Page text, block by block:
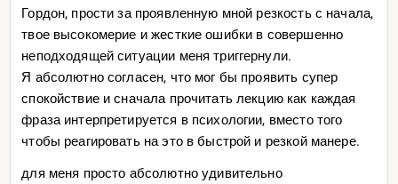
Гордон, прости за проявленную мной резкость с начала,
твое высокомерие и жесткие ошибки в совершенно
неподходящей ситуации меня триггернули.
Я абсолютно согласен, что мог бы проявить супер
спокойствие и сначала прочитать лекцию как каждая
фраза интерпретируется в психологии, вместо того
чтобы реагировать на это в быстрой и резкой манере.
для меня просто абсолютно удивительно